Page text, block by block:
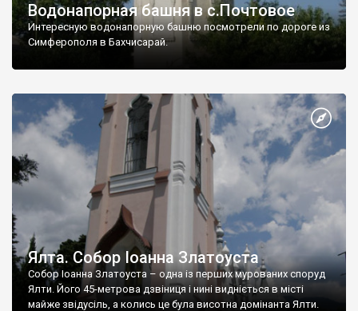
Водонапорная башня в с.Почтовое
Интересную водонапорную башню посмотрели по дороге из
Симферополя в Бахчисарай.
Ялта. Собор Іоанна Златоуста
Собор Іоанна Златоуста – одна із перших мурованих споруд
Ялти. Його 45-метрова дзвіниця і нині видніється в місті
майже звідусіль, а колись це була висотна домінанта Ялти.